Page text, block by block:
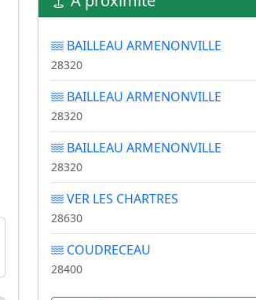
BAILLEAU ARMENONVILLE
28320
BAILLEAU ARMENONVILLE
28320
BAILLEAU ARMENONVILLE
28320
VER LES CHARTRES
28630
COUDRECEAU
28400